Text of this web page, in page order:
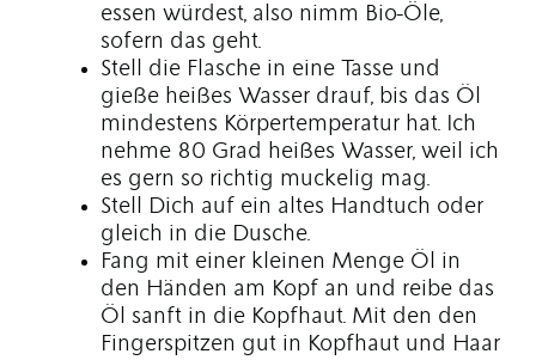
essen würdest, also nimm Bio-Öle,
sofern das geht.
Stell die Flasche in eine Tasse und
gieße heißes Wasser drauf, bis das Öl
mindestens Körpertemperatur hat. Ich
nehme 80 Grad heißes Wasser, weil ich
es gern so richtig muckelig mag.
Stell Dich auf ein altes Handtuch oder
gleich in die Dusche.
Fang mit einer kleinen Menge Öl in
den Händen am Kopf an und reibe das
Öl sanft in die Kopfhaut. Mit den den
Fingerspitzen gut in Kopfhaut und Haar